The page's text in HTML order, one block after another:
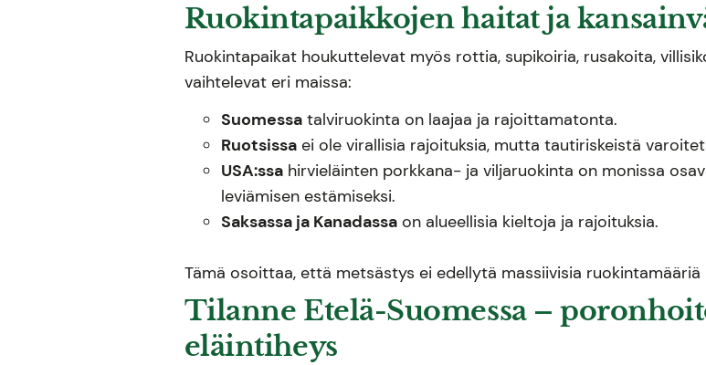
Ruokintapaikkojen haitat ja
Ruokintapaikat houkuttelevat myös rottia, supikoiria, rusakoita,
vaihtelevat eri maissa:
Suomessatalviruokinta on laajaa ja rajoittamatonta.
Ruotsissaei ole virallisia rajoituksia, mutta tautiriskeistä
USA:ssahirvieläinten porkkana- ja viljaruokinta on monissa
leviämisen estämiseksi.
Saksassa ja Kanadassaon alueellisia kieltoja ja rajoituksia.
Tämä osoittaa, että metsästys ei edellytä massiivisia
Tilanne Etelä-Suomessa –
eläintiheys